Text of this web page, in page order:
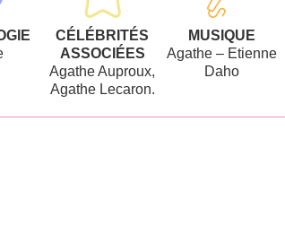
CÉLÉBRITÉS
ASSOCIÉES
Agathe Auproux,
Agathe Lecaron.
MUSIQUE
Agathe – Etienne
Daho